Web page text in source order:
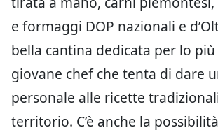
e formaggi DOP nazionali e
bella cantina dedicata per lo
giovane chef che tenta di dare
personale alle ricette
territorio. C’è anche la